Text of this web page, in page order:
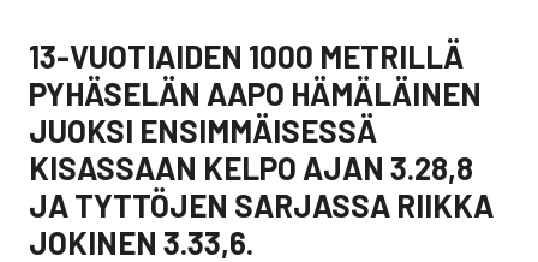
13-VUOTIAIDEN 1000 METRILLÄ
PYHÄSELÄN AAPO HÄMÄLÄINEN
JUOKSI ENSIMMÄISESSÄ
KISASSAAN KELPO AJAN 3.28,8
JA TYTTÖJEN SARJASSA RIIKKA
JOKINEN 3.33,6.